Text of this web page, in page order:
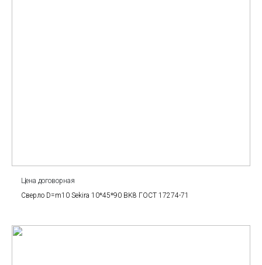
Цена договорная
Сверло D=m10 Sekira 10*45*90 BK8 ГОСТ 17274-71